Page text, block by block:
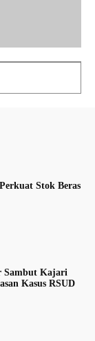
Stok Beras
Sambut Kajari
Kasus RSUD